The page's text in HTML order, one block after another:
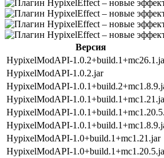
Версия
HypixelModAPI-
HypixelModAPI-1.0.2.jar
HypixelModAPI-
HypixelModAPI-
HypixelModAPI-
HypixelModAPI-
HypixelModAPI-1.0+build.1+mc1.21.jar
HypixelModAPI-